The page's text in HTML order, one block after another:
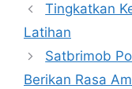
Tingkatkan
Latihan
Satbrimob
Berikan Rasa